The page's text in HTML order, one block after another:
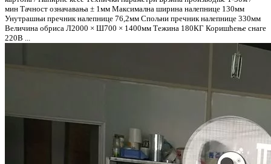
мин Тачност означавања ± 1мм Максимална ширина налепнице 130мм
Унутрашњи пречник налепнице 76,2мм Спољни пречник налепнице 330мм
Величина обриса Л2000 × Ш700 × 1400мм Тежина 180КГ Коришћење снаге
220В ...